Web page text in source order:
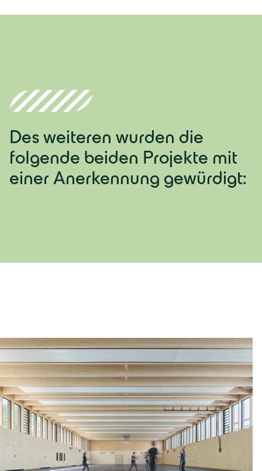
Des weiteren wurden die
folgende beiden Projekte mit
einer Anerkennung gewürdigt: